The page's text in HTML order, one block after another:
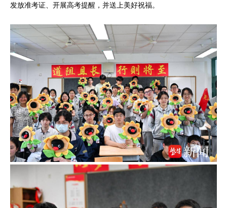
发放准考证、开展高考提醒，并送上美好祝福。